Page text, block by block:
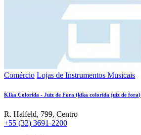
Comércio Lojas de Instrumentos Musicais
KIka Colorida - Juiz de Fora (kika colorida juiz de fora)
R. Halfeld, 799, Centro
+55 (32) 3691-2200